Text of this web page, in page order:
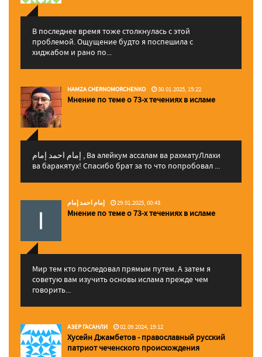
В последнее время тоже столкнулась с этой
проблемой. Ощущение будто я поспешила с
хиджабом и рано по...
HAMZA CHERNOMORCHENKO 30.01.2025, 15:22
Мнение по теме о 73-х течениях в исламе
إمام احمد إمام , Ва алейкум ассалам ва рахматуЛлахи
ва баракятух! Спасибо брат за то что попробовал ...
إمام احمد إمام 29.01.2025, 00:43
Мнение по теме о 73-х течениях в исламе
Мир тем кто последовал прямым путем. А затем я
советую вам изучить основы ислама прежде чем
говорить...
АЗЕР ГАСАНЛИ 02.09.2024, 19:12
Хусейн Джамбетов - православный русский
патриот чеченского происхождения